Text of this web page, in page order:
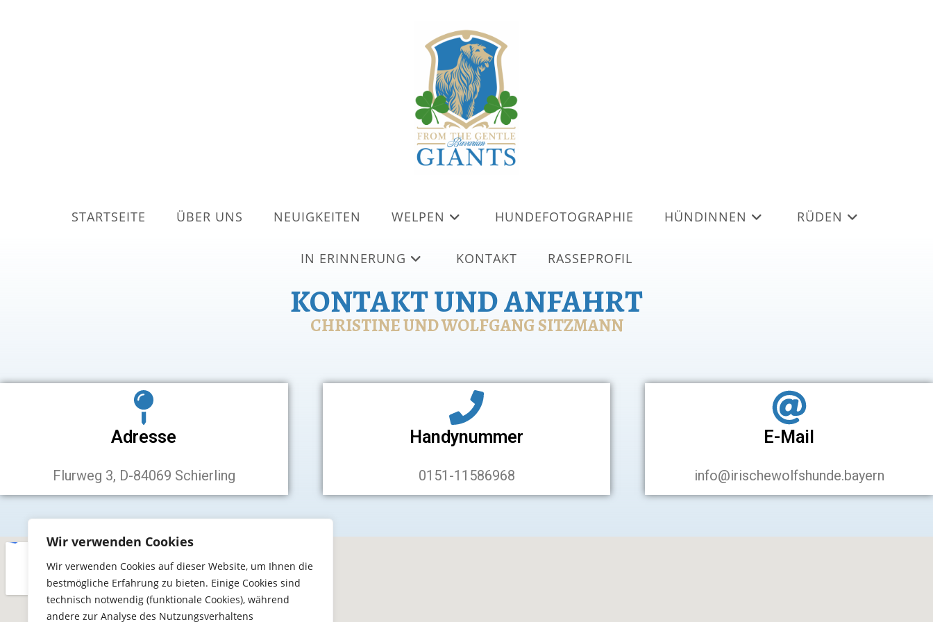
Wir verwenden Cookies
Wir verwenden Cookies auf dieser Website, um Ihnen die
bestmögliche Erfahrung zu bieten. Einige Cookies sind
technisch notwendig (funktionale Cookies), während
andere zur Analyse des Nutzungsverhaltens
STARTSEITE ÜBER UNS NEUIGKEITEN WELPEN HUNDEFOTOGRAPHIE HÜNDINNEN RÜDEN
IN ERINNERUNG KONTAKT RASSEPROFIL
KONTAKT UND ANFAHRT
CHRISTINE UND WOLFGANG SITZMANN
Adresse
Flurweg 3, D-84069 Schierling
Handynummer
0151-11586968
E-Mail
info@irischewolfshunde.bayern